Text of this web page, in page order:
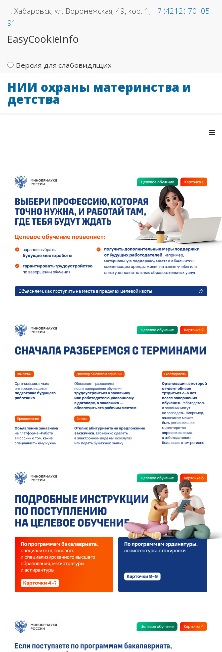
г. Хабаровск, ул. Воронежская, 49, кор. 1, +7 (4212) 70–05–
91
EasyCookieInfo
Версия для слабовидящих
НИИ охраны материнства и
детства